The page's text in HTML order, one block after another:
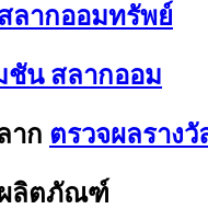
ลากออมทรัพย์
ชัน สลากออม
าก ตรวจผลรางวั
ลิตภัณฑ์